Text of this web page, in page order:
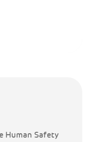
Human Safety